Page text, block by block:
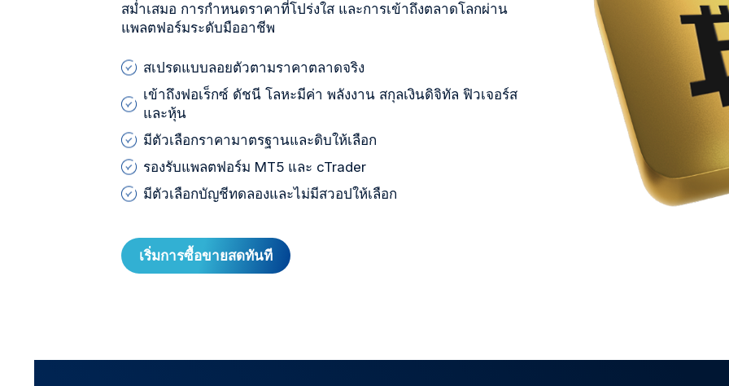
สม่ำเสมอ การกำหนดราคาที่โปร่งใส และการเข้าถึงตลาดโลกผ่าน
แพลตฟอร์มระดับมืออาชีพ
สเปรดแบบลอยตัวตามราคาตลาดจริง
เข้าถึงฟอเร็กซ์ ดัชนี โลหะมีค่า พลังงาน สกุลเงินดิจิทัล ฟิวเจอร์ส
และหุ้น
มีตัวเลือกราคามาตรฐานและดิบให้เลือก
รองรับแพลตฟอร์ม MT5 และ cTrader
มีตัวเลือกบัญชีทดลองและไม่มีสวอปให้เลือก
เริ่มการซื้อขายสดทันที